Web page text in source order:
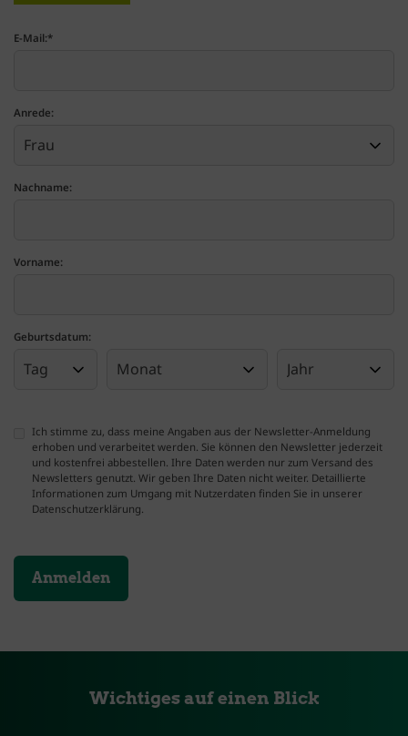
E-Mail:*
Anrede:
Nachname:
Vorname:
Geburtsdatum:
Ich stimme zu, dass meine Angaben aus der Newsletter-Anmeldung
erhoben und verarbeitet werden. Sie können den Newsletter jederzeit
und kostenfrei abbestellen. Ihre Daten werden nur zum Versand des
Newsletters genutzt. Wir geben Ihre Daten nicht weiter. Detaillierte
Informationen zum Umgang mit Nutzerdaten finden Sie in unserer
Datenschutzerklärung.
Wichtiges auf einen Blick